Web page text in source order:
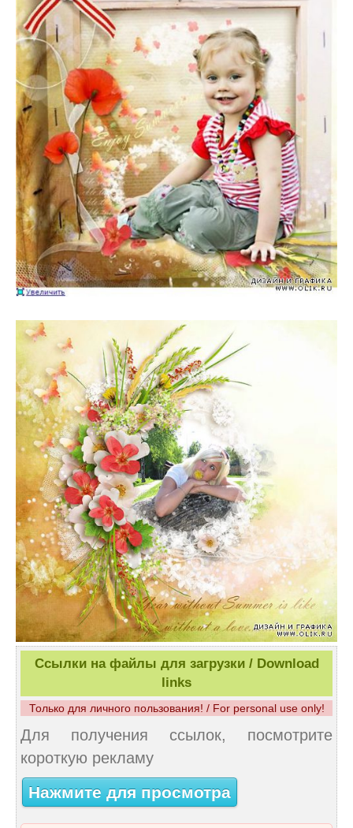
Ссылки на файлы для загрузки / Download
links
Только для личного пользования! / For personal use only!
Для получения ссылок, посмотрите
короткую рекламу
Нажмите для просмотра